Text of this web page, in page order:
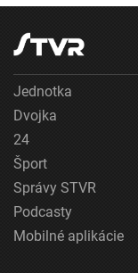
Jednotka
Dvojka
24
Šport
Správy STVR
Podcasty
Mobilné aplikácie